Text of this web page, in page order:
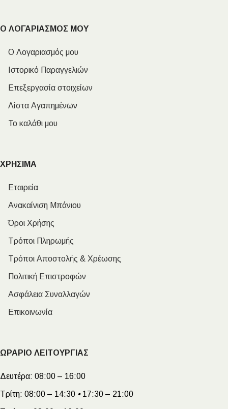
Ο ΛΟΓΑΡΙΑΣΜΟΣ ΜΟΥ
Ο Λογαριασμός μου
Ιστορικό Παραγγελιών
Επεξεργασία στοιχείων
Λίστα Αγαπημένων
Το καλάθι μου
ΧΡΗΣΙΜΑ
Εταιρεία
Ανακαίνιση Μπάνιου
Όροι Χρήσης
Τρόποι Πληρωμής
Τρόποι Αποστολής & Χρέωσης
Πολιτική Επιστροφών
Ασφάλεια Συναλλαγών
Επικοινωνία
ΩΡΑΡΙΟ ΛΕΙΤΟΥΡΓΙΑΣ
Δευτέρα: 08:00 – 16:00
Τρίτη: 08:00 – 14:30 •17:30 – 21:00